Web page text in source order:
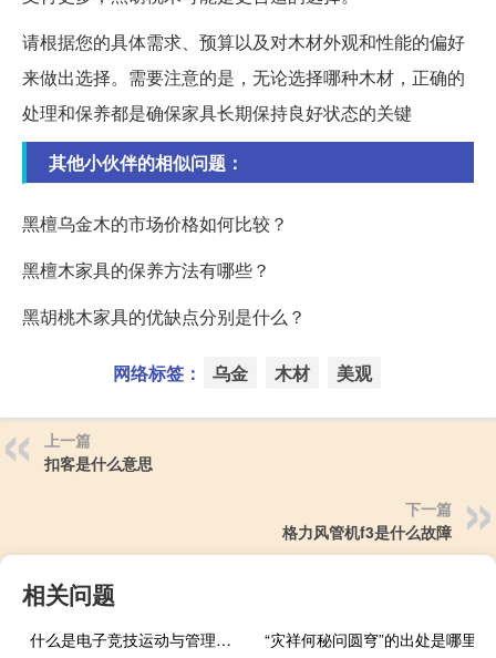
请根据您的具体需求、预算以及对木材外观和性能的偏好
来做出选择。需要注意的是，无论选择哪种木材，正确的
处理和保养都是确保家具长期保持良好状态的关键
其他小伙伴的相似问题：
黑檀乌金木的市场价格如何比较？
黑檀木家具的保养方法有哪些？
黑胡桃木家具的优缺点分别是什么？
网络标签： 乌金 木材 美观
上一篇
扣客是什么意思
下一篇
格力风管机f3是什么故障
相关问题
什么是电子竞技运动与管理专业 “灾祥何秘问圆穹”的出处是哪里